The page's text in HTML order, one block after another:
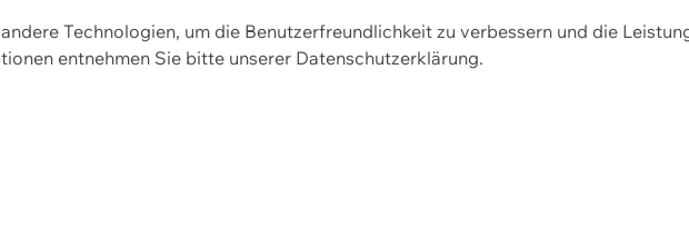
Technologien, um die Benutzerfreundlichkeit zu verbessern und die
entnehmen Sie bitte unserer Datenschutzerklärung.